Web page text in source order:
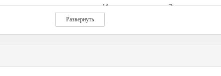
на данную тему, книга Ирины уникальна. Это
галерно-корпоративной каторги в России нашлась
"мотивация", хотя перед нами яркий пример
книга, доставляющая острый баттхерт
Развернуть